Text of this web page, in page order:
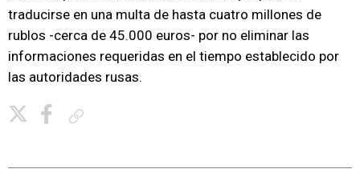
traducirse en una multa de hasta cuatro millones de
rublos -cerca de 45.000 euros- por no eliminar las
informaciones requeridas en el tiempo establecido por
las autoridades rusas.